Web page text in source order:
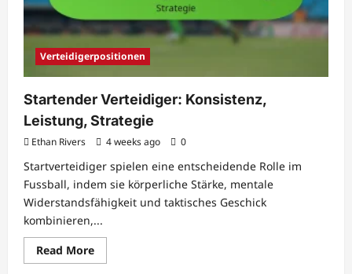
Verteidigerpositionen
Startender Verteidiger: Konsistenz,
Leistung, Strategie
Ethan Rivers 4 weeks ago 0
Startverteidiger spielen eine entscheidende Rolle im
Fussball, indem sie körperliche Stärke, mentale
Widerstandsfähigkeit und taktisches Geschick
kombinieren,...
Read MoreRead
more